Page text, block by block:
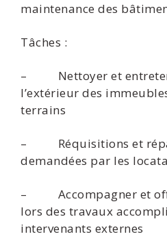
maintenance des
Tâches :
– Nettoyer et
l’extérieur des
terrains
– Réquisitions et
demandées par les
– Accompagner et
lors des travaux
intervenants externes